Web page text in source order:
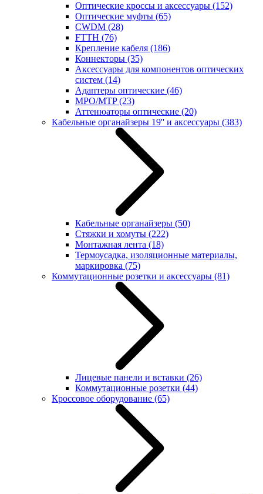
Оптические кроссы и аксессуары (152)
Оптические муфты (65)
CWDM (28)
FTTH (76)
Крепление кабеля (186)
Коннекторы (35)
Аксессуары для компонентов оптических
систем (14)
Адаптеры оптические (46)
MPO/MTP(23)
Аттенюаторы оптические (20)
Кабельные органайзеры 19'' и аксессуары (383)
Кабельные органайзеры (50)
Стяжки и хомуты (222)
Монтажная лента (18)
Термоусадка, изоляционные материалы,
маркировка (75)
Коммутационные розетки и аксессуары (81)
Лицевые панели и вставки (26)
Коммутационные розетки (44)
Кроссовое оборудование (65)